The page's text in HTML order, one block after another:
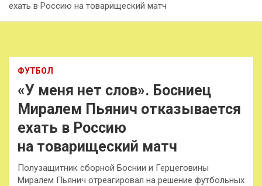
ехать в Россию на товарищеский матч
ФУТБОЛ
«У меня нет слов». Босниец
Миралем Пьянич отказывается
ехать в Россию
на товарищеский матч
Полузащитник сборной Боснии и Герцеговины
Миралем Пьянич отреагировал на решение футбольных